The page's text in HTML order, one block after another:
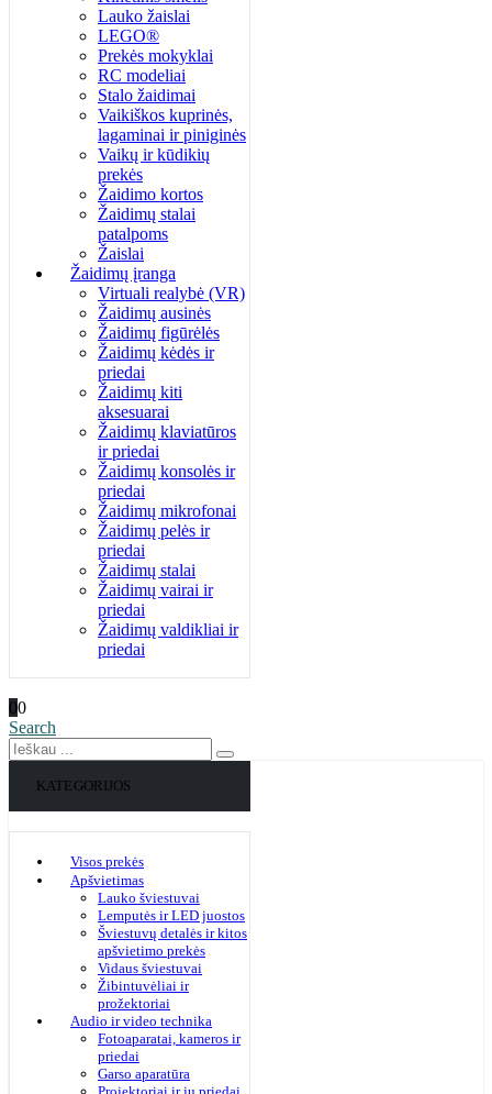
Lauko žaislai
LEGO®
Prekės mokyklai
RC modeliai
Stalo žaidimai
Vaikiškos kuprinės,
lagaminai ir piniginės
Vaikų ir kūdikių
prekės
Žaidimo kortos
Žaidimų stalai
patalpoms
Žaislai
Žaidimų įranga
Virtuali realybė (VR)
Žaidimų ausinės
Žaidimų figūrėlės
Žaidimų kėdės ir
priedai
Žaidimų kiti
aksesuarai
Žaidimų klaviatūros
ir priedai
Žaidimų konsolės ir
priedai
Žaidimų mikrofonai
Žaidimų pelės ir
priedai
Žaidimų stalai
Žaidimų vairai ir
priedai
Žaidimų valdikliai ir
priedai
00
Search
KATEGORIJOS
Visos prekės
Apšvietimas
Lauko šviestuvai
Lemputės ir LED juostos
Šviestuvų detalės ir kitos
apšvietimo prekės
Vidaus šviestuvai
Žibintuvėliai ir
prožektoriai
Audio ir video technika
Fotoaparatai, kameros ir
priedai
Garso aparatūra